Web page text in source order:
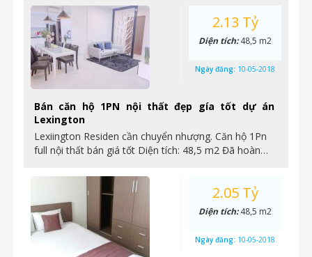
Bán căn hộ 1PN nội thất đẹp gía tốt dự án
Lexington
Lexiington Residen cần chuyển nhượng. Căn hộ 1Pn
full nội thất bán giá tốt Diện tích: 48,5 m2 Đã hoàn…
2.13 Tỷ
Diện tích:48,5 m2
Ngày đăng: 10-05-2018
2.05 Tỷ
Diện tích:48,5 m2
Ngày đăng: 10-05-2018